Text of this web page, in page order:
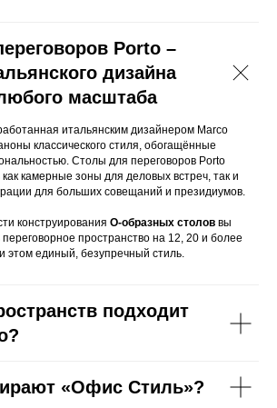
Porto –
дизайна
масштаба
итальянским дизайнером Marco
классического стиля, обогащённые
Столы для переговоров Porto
камерные зоны для деловых встреч, так и
для больших совещаний и президиумов.
конструирования О-образных столов вы
пространство на 12, 20 и более
этом единый, безупречный стиль.
подходит
«Офис Стиль»?
Контакты
Портфолио